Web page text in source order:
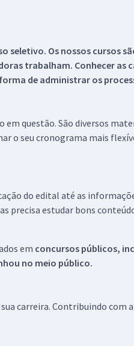
seletivo. Os nossos cursos
trabalham. Conhecer as
de administrar os
em questão. São diversos
o seu cronograma mais
do edital até as
precisa estudar bons
em concursos públicos,
no meio público.
carreira. Contribuindo com